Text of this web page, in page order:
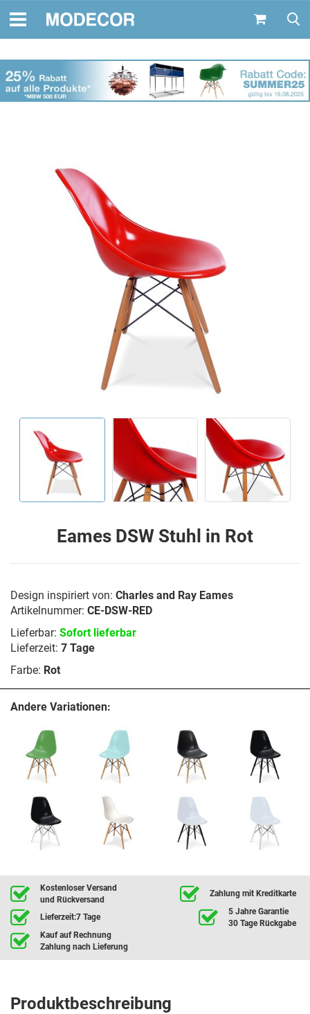
Eames DSW Stuhl in Rot
Design inspiriert von: Charles and Ray Eames
Artikelnummer: CE-DSW-RED
Lieferbar: Sofort lieferbar
Lieferzeit: 7 Tage
Farbe: Rot
Andere Variationen:
Kostenloser Versand
und Rückversand
Zahlung mit Kreditkarte
Lieferzeit:7 Tage
5 Jahre Garantie
30 Tage Rückgabe
Kauf auf Rechnung
Zahlung nach Lieferung
Produktbeschreibung